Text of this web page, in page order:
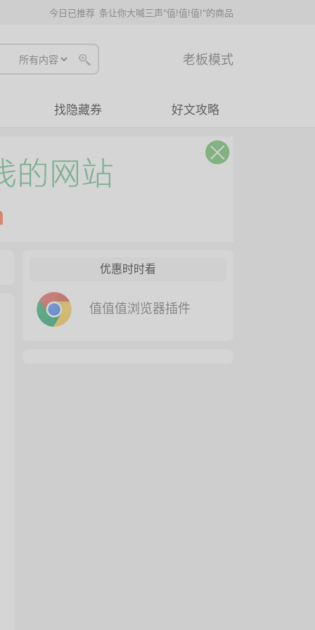
今日已推荐 条让你大喊三声"值!值!值!"的商品
老板模式
找隐藏券 好文攻略
优惠时时看
值值值浏览器插件